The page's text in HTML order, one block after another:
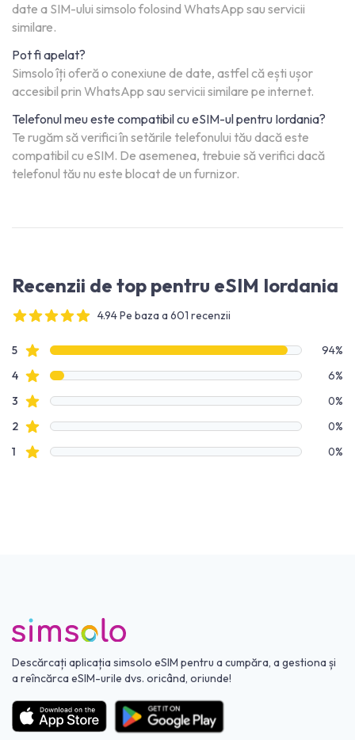
date a SIM-ului simsolo folosind WhatsApp sau servicii
similare.
Pot fi apelat?
Simsolo îți oferă o conexiune de date, astfel că ești ușor
accesibil prin WhatsApp sau servicii similare pe internet.
Telefonul meu este compatibil cu eSIM-ul pentru Iordania?
Te rugăm să verifici în setările telefonului tău dacă este
compatibil cu eSIM. De asemenea, trebuie să verifici dacă
telefonul tău nu este blocat de un furnizor.
Recenzii de top pentru eSIM Iordania
4.94 Pe baza a 601 recenzii
Date recenzie
5recenzii cu stele
94%
4recenzii cu stele
6%
3 recenzii cu stele
0%
2recenzii cu stele
0%
1 recenzii cu stele 0%
Descărcați aplicația simsolo eSIM pentru a cumpăra, a gestiona și
a reîncărca eSIM-urile dvs. oricând, oriunde!